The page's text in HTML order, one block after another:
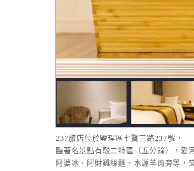
237旅店位於鹽珵區七賢三路237號，
臨著名景點有駁二特區（五分鐘），愛
阿婆冰、阿財雞絲麵、水源羊肉旁等，